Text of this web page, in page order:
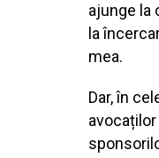
ajunge la
la
mea.
Dar, în